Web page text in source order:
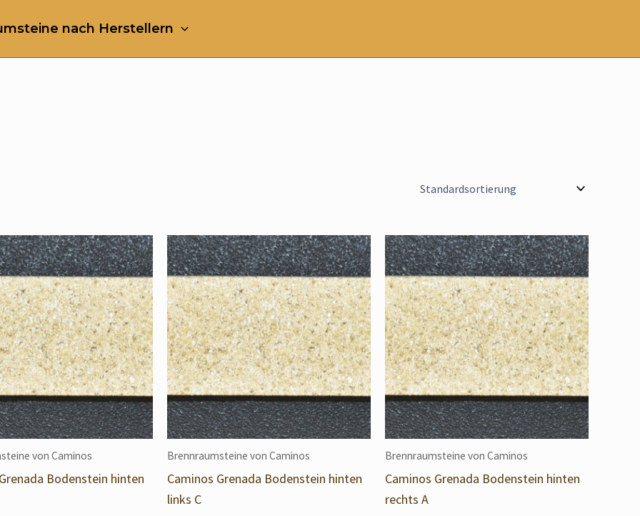
nach Herstellern
von Caminos
Bodenstein hinten
Brennraumsteine von Caminos
Caminos Grenada Bodenstein hinten
links C
Brennraumsteine von Caminos
Caminos Grenada Bodenstein hinten
rechts A